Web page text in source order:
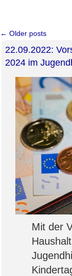
← Older posts
22.09.2022:
2024 im
Mit der